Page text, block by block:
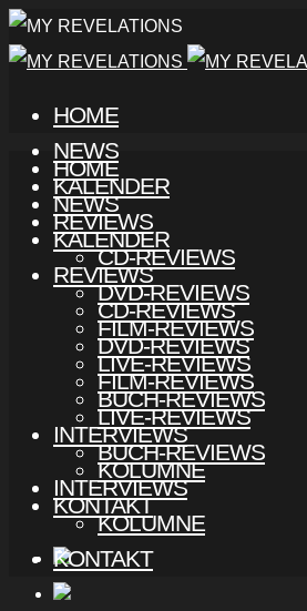
HOME
NEWS
KALENDER
REVIEWS
CD-REVIEWS
DVD-REVIEWS
FILM-REVIEWS
LIVE-REVIEWS
BUCH-REVIEWS
INTERVIEWS
KOLUMNE
KONTAKT
HOME
NEWS
KALENDER
REVIEWS
CD-REVIEWS
DVD-REVIEWS
FILM-REVIEWS
LIVE-REVIEWS
BUCH-REVIEWS
INTERVIEWS
KOLUMNE
KONTAKT